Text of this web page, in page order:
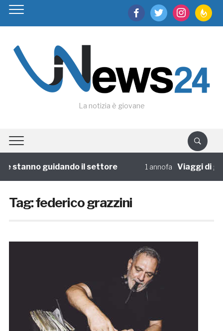
facebooktwitter instagram
La notizia è giovane
stanno guidando il settore 1 annofa Viaggi di
Tag:federico grazzini